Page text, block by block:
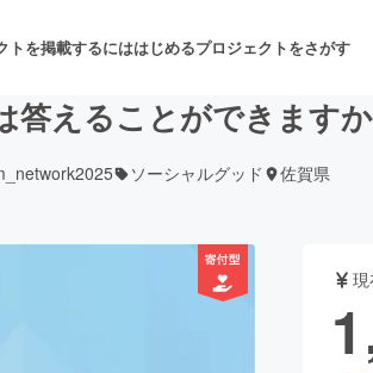
トを掲載するにははじめるプロジェクトをさがす
舞台・パフォーマン
ス開発
答えることができます
ソーシャルグッド 佐賀県